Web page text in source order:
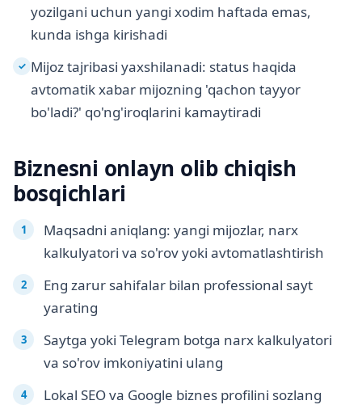
yozilgani uchun yangi xodim haftada emas,
kunda ishga kirishadi
✓ Mijoz tajribasi yaxshilanadi: status haqida
avtomatik xabar mijozning 'qachon tayyor
bo'ladi?' qo'ng'iroqlarini kamaytiradi
Biznesni onlayn olib chiqish
bosqichlari
Maqsadni aniqlang: yangi mijozlar, narx
kalkulyatori va so'rov yoki avtomatlashtirish
Eng zarur sahifalar bilan professional sayt
yarating
Saytga yoki Telegram botga narx kalkulyatori
va so'rov imkoniyatini ulang
Lokal SEO va Google biznes profilini sozlang